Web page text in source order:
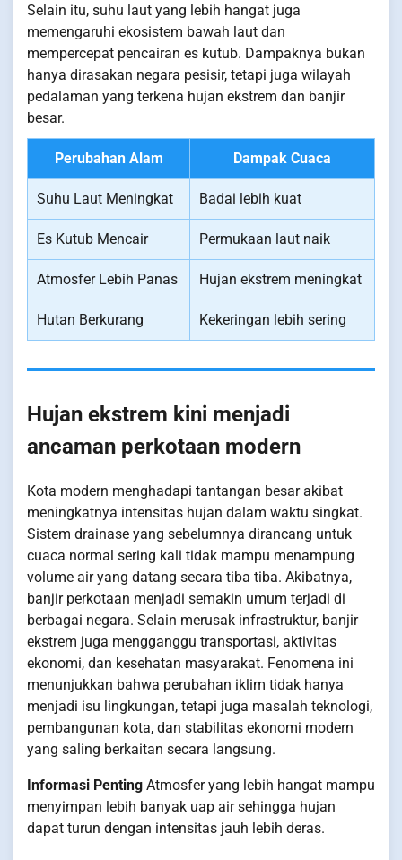
Selain itu, suhu laut yang lebih hangat juga
memengaruhi ekosistem bawah laut dan
mempercepat pencairan es kutub. Dampaknya bukan
hanya dirasakan negara pesisir, tetapi juga wilayah
pedalaman yang terkena hujan ekstrem dan banjir
besar.
Perubahan Alam Dampak Cuaca
Suhu Laut Meningkat Badai lebih kuat
Es Kutub Mencair Permukaan laut naik
Atmosfer Lebih Panas Hujan ekstrem meningkat
Hutan Berkurang Kekeringan lebih sering
Hujan ekstrem kini menjadi
ancaman perkotaan modern
Kota modern menghadapi tantangan besar akibat
meningkatnya intensitas hujan dalam waktu singkat.
Sistem drainase yang sebelumnya dirancang untuk
cuaca normal sering kali tidak mampu menampung
volume air yang datang secara tiba tiba. Akibatnya,
banjir perkotaan menjadi semakin umum terjadi di
berbagai negara. Selain merusak infrastruktur, banjir
ekstrem juga mengganggu transportasi, aktivitas
ekonomi, dan kesehatan masyarakat. Fenomena ini
menunjukkan bahwa perubahan iklim tidak hanya
menjadi isu lingkungan, tetapi juga masalah teknologi,
pembangunan kota, dan stabilitas ekonomi modern
yang saling berkaitan secara langsung.
Informasi Penting Atmosfer yang lebih hangat mampu
menyimpan lebih banyak uap air sehingga hujan
dapat turun dengan intensitas jauh lebih deras.